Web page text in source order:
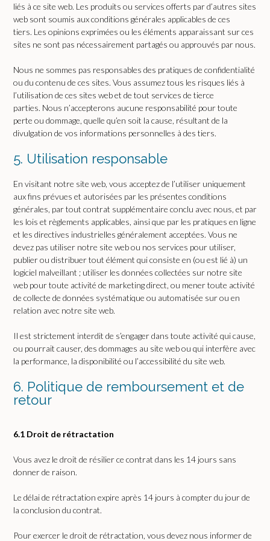
liés à ce site web. Les produits ou services offerts par d’autres sites
web sont soumis aux conditions générales applicables de ces
tiers. Les opinions exprimées ou les éléments apparaissant sur ces
sites ne sont pas nécessairement partagés ou approuvés par nous.
Nous ne sommes pas responsables des pratiques de confidentialité
ou du contenu de ces sites. Vous assumez tous les risques liés à
l’utilisation de ces sites web et de tout services de tierce
parties. Nous n’accepterons aucune responsabilité pour toute
perte ou dommage, quelle qu’en soit la cause, résultant de la
divulgation de vos informations personnelles à des tiers.
5. Utilisation responsable
En visitant notre site web, vous acceptez de l’utiliser uniquement
aux fins prévues et autorisées par les présentes conditions
générales, par tout contrat supplémentaire conclu avec nous, et par
les lois et règlements applicables, ainsi que par les pratiques en ligne
et les directives industrielles généralement acceptées. Vous ne
devez pas utiliser notre site web ou nos services pour utiliser,
publier ou distribuer tout élément qui consiste en (ou est lié à) un
logiciel malveillant ; utiliser les données collectées sur notre site
web pour toute activité de marketing direct, ou mener toute activité
de collecte de données systématique ou automatisée sur ou en
relation avec notre site web.
Il est strictement interdit de s’engager dans toute activité qui cause,
ou pourrait causer, des dommages au site web ou qui interfère avec
la performance, la disponibilité ou l’accessibilité du site web.
6. Politique de remboursement et de
retour
6.1 Droit de rétractation
Vous avez le droit de résilier ce contrat dans les 14 jours sans
donner de raison.
Le délai de rétractation expire après 14 jours à compter du jour de
la conclusion du contrat.
Pour exercer le droit de rétractation, vous devez nous informer de